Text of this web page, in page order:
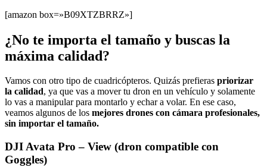
[amazon box=»B09XTZBRRZ»]
¿No te importa el tamaño y buscas la
máxima calidad?
Vamos con otro tipo de cuadricópteros. Quizás prefieras priorizar
la calidad, ya que vas a mover tu dron en un vehículo y solamente
lo vas a manipular para montarlo y echar a volar. En ese caso,
veamos algunos de los mejores drones con cámara profesionales,
sin importar el tamaño.
DJI Avata Pro – View (dron compatible con
Goggles)